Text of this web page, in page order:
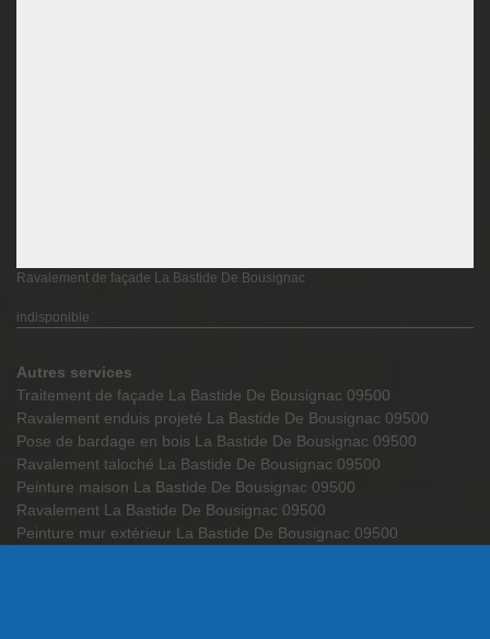
Ravalement de façade La Bastide De Bousignac
indisponible
Autres services
Traitement de façade La Bastide De Bousignac 09500
Ravalement enduis projeté La Bastide De Bousignac 09500
Pose de bardage en bois La Bastide De Bousignac 09500
Ravalement taloché La Bastide De Bousignac 09500
Peinture maison La Bastide De Bousignac 09500
Ravalement La Bastide De Bousignac 09500
Peinture mur extérieur La Bastide De Bousignac 09500